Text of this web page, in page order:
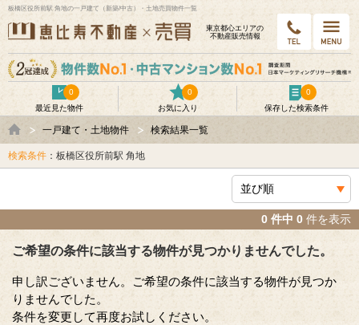
板橋区役所前駅 角地の一戸建て（新築/中古）・土地売買物件一覧
東京都⼼エリアの
不動産販売情報
最近見た物件
0
お気に入り
0
保存した検索条件
0
一戸建て・土地物件 検索結果一覧
検索条件 ：板橋区役所前駅 角地
0 件中 0 件を表示
ご希望の条件に該当する物件が見つかりませんでした。
申し訳ございません。ご希望の条件に該当する物件が見つか
りませんでした。
条件を変更して再度お試しください。